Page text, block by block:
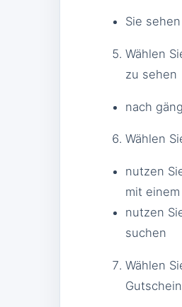
Sie
Wählen
zu sehen
nach
Wählen
nutzen
mit
nutzen
suchen
Wählen